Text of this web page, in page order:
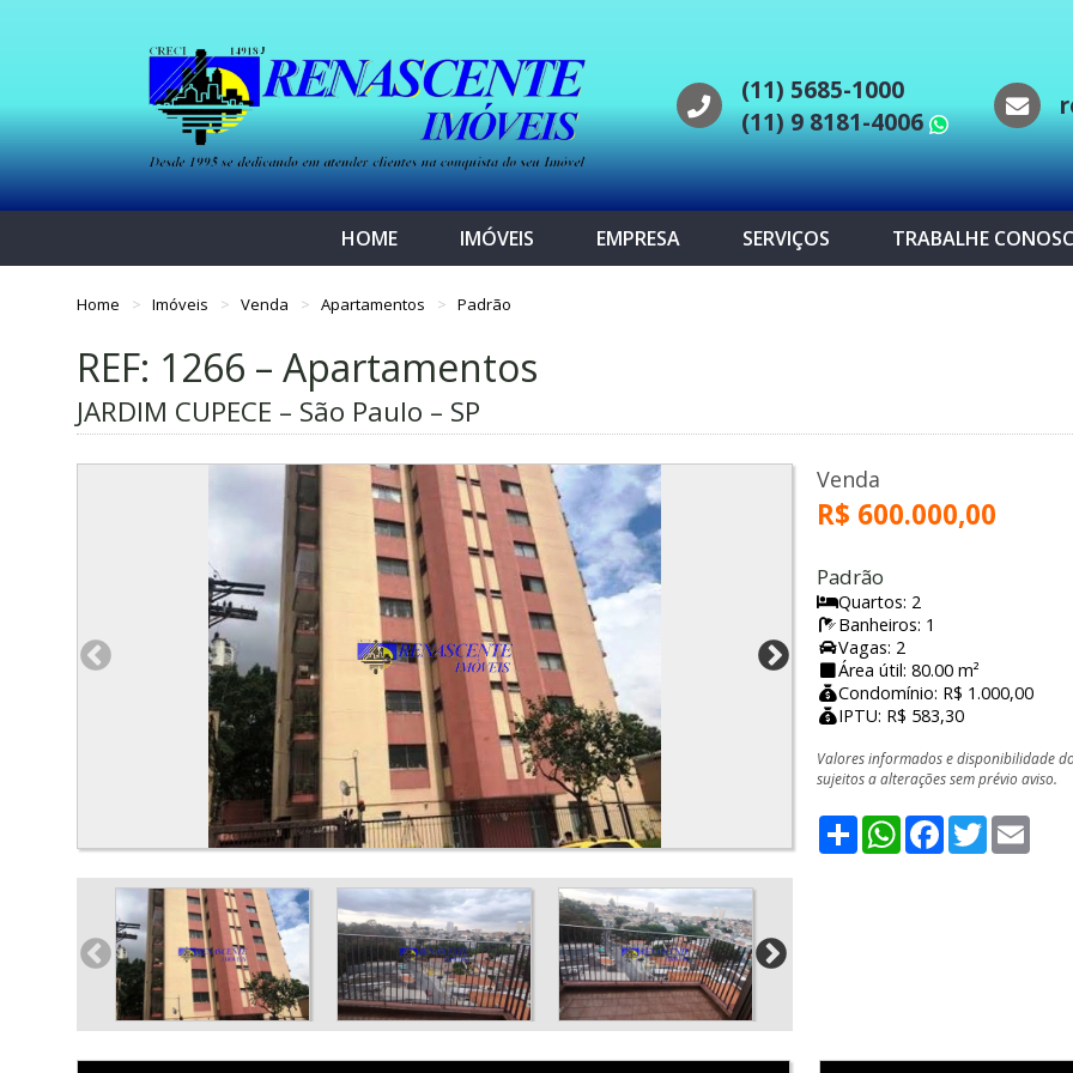
(11) 5685-1000
(11) 9 8181-4006
HOME IMÓVEIS EMPRESA SERVIÇOS TRABALHE
Home Imóveis Venda Apartamentos Padrão
REF: 1266 – Apartamentos
JARDIM CUPECE – São Paulo – SP
Venda
R$ 600.000,00
Padrão
Quartos: 2
Banheiros: 1
Vagas: 2
Área útil: 80.00 m²
Condomínio: R$ 1.000,00
IPTU: R$ 583,30
Valores informados e disponibilidade
sujeitos a alterações sem prévio aviso.
ShareWhatsApp
Facebook
Twitter